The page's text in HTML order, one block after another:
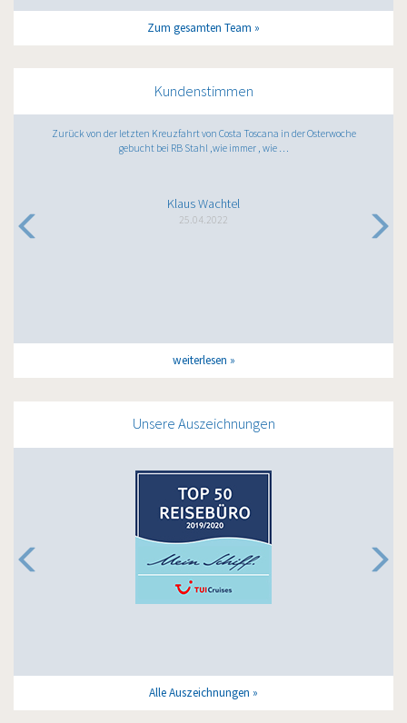
Zum gesamten Team
Kundenstimmen
Zurück von der letzten Kreuzfahrt von Costa Toscana in der Osterwoche
gebucht bei RB Stahl ,wie immer , wie …
Klaus Wachtel
25.04.2022
weiterlesen
Unsere Auszeichnungen
Alle Auszeichnungen